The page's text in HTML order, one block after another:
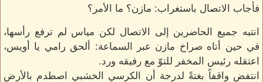
فأجاب الاتصال باستغراب: مازن؟ ما الأمر؟
انتبه جميع الحاضرين إلى الاتصال لكن مياس لم ترفع رأسها،
في حين أتاه صراخ مازن عبر السماعة: ألحق رامي يا أويس،
اعتقله رئيس المخفر للتوّ مع رفيقه ورد.
انتفض واقفاً بغتةً لدرجة أن الكرسي الخشبي اصطدم بالأرض